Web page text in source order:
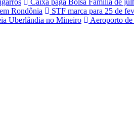
Caixa paga Bolsa Família de
Rondônia STF marca para 25 de
Uberlândia no Mineiro
Aeroporto de